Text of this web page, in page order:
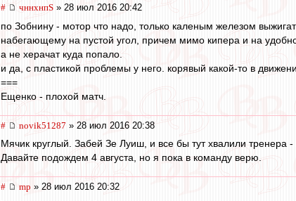
# чннхнпS » 28 июл 2016 20:42
по Зобнину - мотор что надо, только каленым железом
набегающему на пустой угол, причем мимо кипера и на
а не херачат куда попало.
и да, с пластикой проблемы у него. корявый какой-то в
===
Ещенко - плохой матч.
# novik51287 » 28 июл 2016 20:38
Мячик круглый. Забей Зе Луиш, и все бы тут хвалили тренера
Давайте подождем 4 августа, но я пока в команду верю.
# mp » 28 июл 2016 20:32